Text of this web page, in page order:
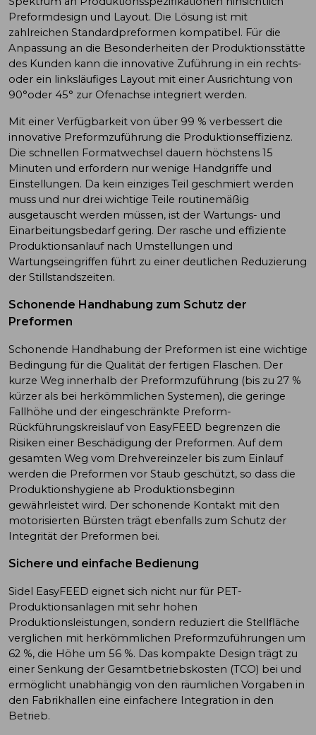
Preformdesign und Layout. Die Lösung ist mit
zahlreichen Standardpreformen kompatibel. Für die
Anpassung an die Besonderheiten der Produktionsstätte
des Kunden kann die innovative Zuführung in ein rechts-
oder ein linksläufiges Layout mit einer Ausrichtung von
90°oder 45° zur Ofenachse integriert werden.
Mit einer Verfügbarkeit von über 99 % verbessert die
innovative Preformzuführung die Produktionseffizienz.
Die schnellen Formatwechsel dauern höchstens 15
Minuten und erfordern nur wenige Handgriffe und
Einstellungen. Da kein einziges Teil geschmiert werden
muss und nur drei wichtige Teile routinemäßig
ausgetauscht werden müssen, ist der Wartungs- und
Einarbeitungsbedarf gering. Der rasche und effiziente
Produktionsanlauf nach Umstellungen und
Wartungseingriffen führt zu einer deutlichen Reduzierung
der Stillstandszeiten.
Schonende Handhabung zum Schutz der
Preformen
Schonende Handhabung der Preformen ist eine wichtige
Bedingung für die Qualität der fertigen Flaschen. Der
kurze Weg innerhalb der Preformzuführung (bis zu 27 %
kürzer als bei herkömmlichen Systemen), die geringe
Fallhöhe und der eingeschränkte Preform-
Rückführungskreislauf von EasyFEED begrenzen die
Risiken einer Beschädigung der Preformen. Auf dem
gesamten Weg vom Drehvereinzeler bis zum Einlauf
werden die Preformen vor Staub geschützt, so dass die
Produktionshygiene ab Produktionsbeginn
gewährleistet wird. Der schonende Kontakt mit den
motorisierten Bürsten trägt ebenfalls zum Schutz der
Integrität der Preformen bei.
Sichere und einfache Bedienung
Sidel EasyFEED eignet sich nicht nur für PET-
Produktionsanlagen mit sehr hohen
Produktionsleistungen, sondern reduziert die Stellfläche
verglichen mit herkömmlichen Preformzuführungen um
62 %, die Höhe um 56 %. Das kompakte Design trägt zu
einer Senkung der Gesamtbetriebskosten (TCO) bei und
ermöglicht unabhängig von den räumlichen Vorgaben in
den Fabrikhallen eine einfachere Integration in den
Betrieb.